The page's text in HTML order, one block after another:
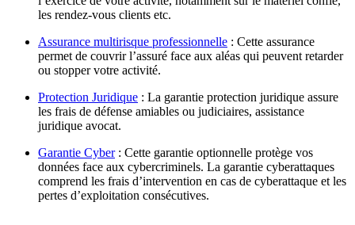
les rendez-vous clients etc.
Assurance multirisque professionnelle : Cette assurance
permet de couvrir l’assuré face aux aléas qui peuvent retarder
ou stopper votre activité.
Protection Juridique : La garantie protection juridique assure
les frais de défense amiables ou judiciaires, assistance
juridique avocat.
Garantie Cyber: Cette garantie optionnelle protège vos
données face aux cybercriminels. La garantie cyberattaques
comprend les frais d’intervention en cas de cyberattaque et les
pertes d’exploitation consécutives.